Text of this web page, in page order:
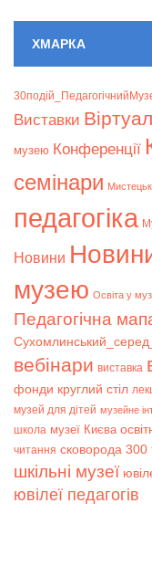
ХМАРКА
Bиставки
музею Конференції
семінари
педагогіка
Новини
музею Освіта у
Педагогічна
вебінари виставка
фонди круглий стіл
музей для дітей музейне
школа музеї Києва
читання сковорода 300
шкільні музеї
ювілеї педагогів